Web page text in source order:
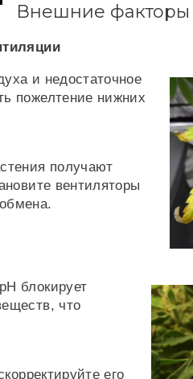
Внешние факторы
и недостаточное
пожелтение нижних
получают
вентиляторы
блокирует
что
его